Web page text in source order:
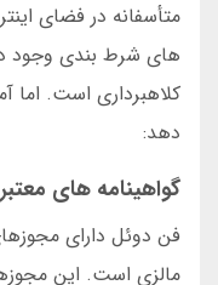
متأسفانه در فضای
های شرط بندی وجود
کلاهبرداری است. اما
دهد:
گواهینامه های معتبر
فن دوئل دارای
مالزی است. این